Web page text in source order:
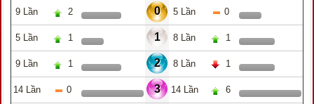
9 Lần 2 0 5 Lần 0
5 Lần 1 1 8 Lần 1
9 Lần 1 2 8 Lần 1
14 Lần 0 3 14 Lần 6